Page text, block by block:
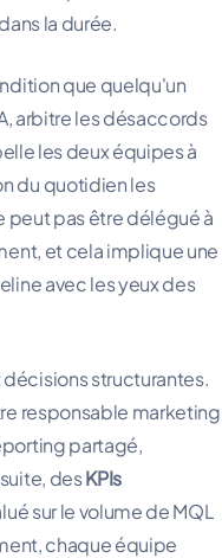
la durée.
que quelqu'un
arbitre les désaccords
les deux équipes à
du quotidien les
peut pas être délégué à
et cela implique une
avec les yeux des
structurantes.
responsable marketing
partagé,
desKPIs
sur le volume de MQL
chaque équipe